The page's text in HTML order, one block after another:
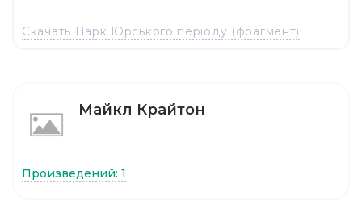
Скачать Парк Юрського періоду (фрагмент)
Майкл Крайтон
Произведений: 1